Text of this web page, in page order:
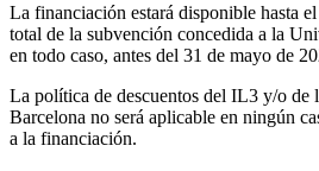
La financiación estará disponible hasta
total de la subvención concedida a la
en todo caso, antes del 31 de mayo de
La política de descuentos del IL3 y/o de
Barcelona no será aplicable en ningún
a la financiación.